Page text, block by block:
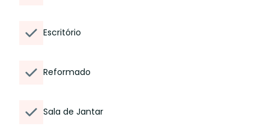
Escritório
Reformado
Sala de Jantar